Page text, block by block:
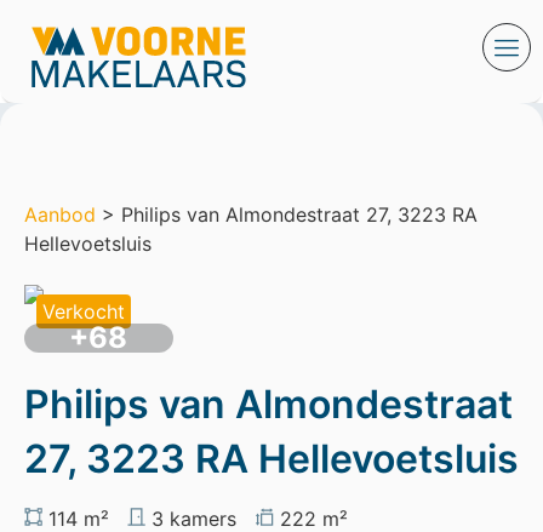
Aanbod > Philips van Almondestraat 27, 3223 RA
Hellevoetsluis
Verkocht
+68
Philips van Almondestraat
27, 3223 RA Hellevoetsluis
114 m² 3 kamers
222 m²